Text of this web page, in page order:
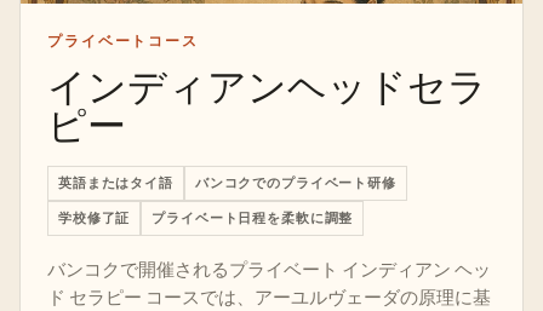
プライベートコース
インディアンヘッドセラ
ピー
英語またはタイ語 バンコクでのプライベート研修
学校修了証 プライベート日程を柔軟に調整
バンコクで開催されるプライベート インディアン ヘッ
ド セラピー コースでは、アーユルヴェーダの原理に基